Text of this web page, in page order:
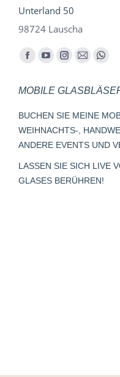
Unterland 50
98724 Lauscha
Finden Sie uns auf:
Facebook
opens
in
new
window
YouTube
opens
in
new
window
Instagram
opens
in
new
window
E-
page
opens
in
new
in
new
MOBILE
BUCHEN SIE MEINE
WEIHNACHTS-,
ANDERE EVENTS UND
LASSEN SIE SICH LIVE
GLASES BERÜHREN!